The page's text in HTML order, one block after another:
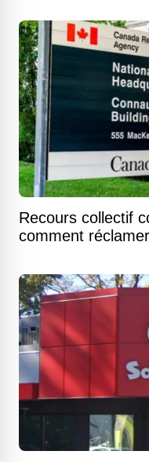
Recours collectif
comment